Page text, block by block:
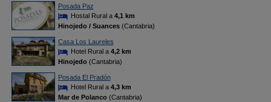
Posada Paz
Hostal Rural a 4,1 km
Hinojedo / Suances(Cantabria)
Casa Los Laureles
Hotel Rural a 4,2 km
Hinojedo(Cantabria)
Posada El Pradón
Hotel Rural a 4,3 km
Mar de Polanco(Cantabria)